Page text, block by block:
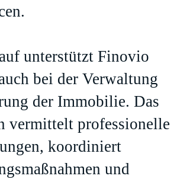
unterstützt Finovio
bei der Verwaltung
der Immobilie. Das
vermittelt professionelle
koordiniert
und